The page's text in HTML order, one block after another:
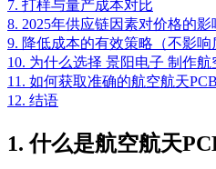
7. 打样与量产成本对比
8. 2025年供应链因素对价格的影
9. 降低成本的有效策略（不影响
10. 为什么选择 景阳电子 制作航
11. 如何获取准确的航空航天
12. 结语
1. 什么是航空航天